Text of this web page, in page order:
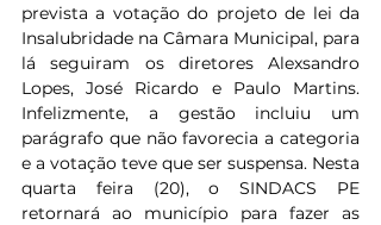
prevista a votação do projeto de lei da
Insalubridade na Câmara Municipal, para
lá seguiram os diretores Alexsandro
Lopes, José Ricardo e Paulo Martins.
Infelizmente, a gestão incluiu um
parágrafo que não favorecia a categoria
e a votação teve que ser suspensa. Nesta
quarta feira (20), o SINDACS PE
retornará ao município para fazer as